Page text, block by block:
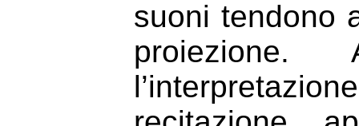
suoni tendono